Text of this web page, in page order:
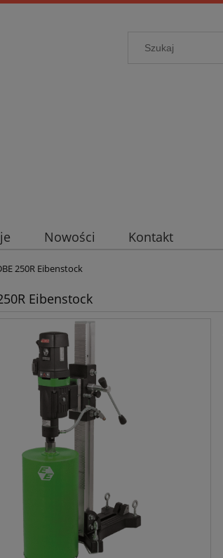
Nowości Kontakt
250R Eibenstock
Eibenstock